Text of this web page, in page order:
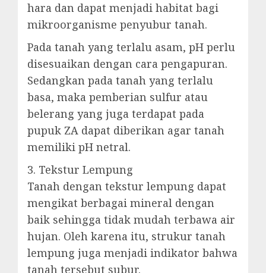
hara dan dapat menjadi habitat bagi
mikroorganisme penyubur tanah.
Pada tanah yang terlalu asam, pH perlu
disesuaikan dengan cara pengapuran.
Sedangkan pada tanah yang terlalu
basa, maka pemberian sulfur atau
belerang yang juga terdapat pada
pupuk ZA dapat diberikan agar tanah
memiliki pH netral.
3. Tekstur Lempung
Tanah dengan tekstur lempung dapat
mengikat berbagai mineral dengan
baik sehingga tidak mudah terbawa air
hujan. Oleh karena itu, strukur tanah
lempung juga menjadi indikator bahwa
tanah tersebut subur.